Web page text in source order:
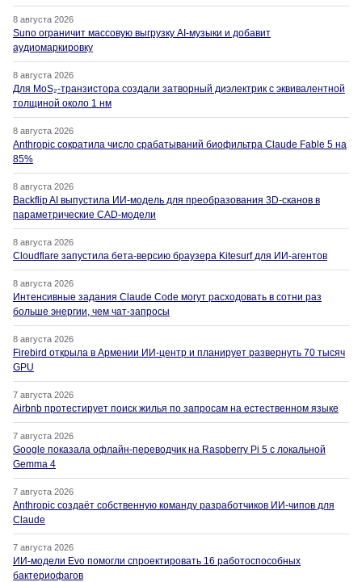
8 августа 2026
Suno ограничит массовую выгрузку AI-музыки и добавит
аудиомаркировку
8 августа 2026
Для MoS₂-транзистора создали затворный диэлектрик с эквивалентной
толщиной около 1 нм
8 августа 2026
Anthropic сократила число срабатываний биофильтра Claude Fable 5 на
85%
8 августа 2026
Backflip AI выпустила ИИ-модель для преобразования 3D-сканов в
параметрические CAD-модели
8 августа 2026
Cloudflare запустила бета-версию браузера Kitesurf для ИИ-агентов
8 августа 2026
Интенсивные задания Claude Code могут расходовать в сотни раз
больше энергии, чем чат-запросы
8 августа 2026
Firebird открыла в Армении ИИ-центр и планирует развернуть 70 тысяч
GPU
7 августа 2026
Airbnb протестирует поиск жилья по запросам на естественном языке
7 августа 2026
Google показала офлайн-переводчик на Raspberry Pi 5 с локальной
Gemma 4
7 августа 2026
Anthropic создаёт собственную команду разработчиков ИИ-чипов для
Claude
7 августа 2026
ИИ-модели Evo помогли спроектировать 16 работоспособных
бактериофагов